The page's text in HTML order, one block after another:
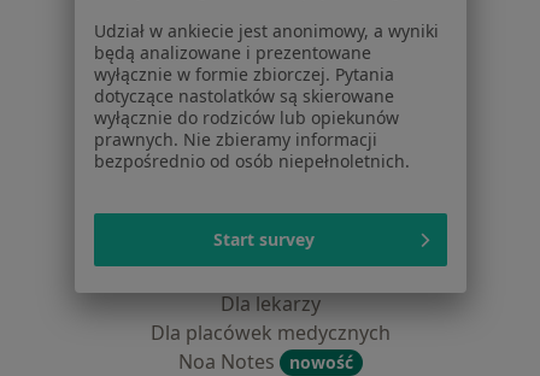
Pytania i odpowiedzi
Usługi i zabiegi
Choroby
Pomoc
Aplikacje mobilne
Dla profesjonalistów
Cennik
Dla lekarzy
Dla placówek medycznych
Noa Notes
nowość
Udział w ankiecie jest anonimowy, a wyniki
będą analizowane i prezentowane
wyłącznie w formie zbiorczej. Pytania
dotyczące nastolatków są skierowane
wyłącznie do rodziców lub opiekunów
prawnych. Nie zbieramy informacji
bezpośrednio od osób niepełnoletnich.
Start survey